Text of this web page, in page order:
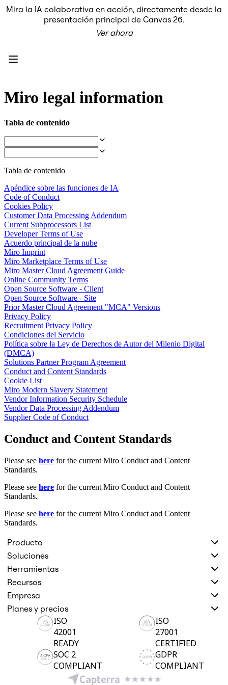
Destacados
Lienzo inteligente™
Conectores
Servidor MCP
Planes de acción
Integraciones
Plataforma para desarrolladores
Formatos
Kanban
Cronogramas
Talktrack
Tablas
Diapositivas
Casos de uso
Destacados
Explora los manuales de IA
Explorar el Miroverse
General
Talleres
Lluvia de ideas
Mapas mentales
Diagramas de flujo
Especializados
Mapeo de procesos
Diseño técnico y documentación
Prototipos y wireframes
Mapas de recorrido del cliente
Miro Design Workshops
Planificación de objetivos
Diseño organizacional
Soluciones
Por segmento empresarial
Startups
Ingeniería
Liderazgo y operaciones de producto
Operaciones
Marketing
TI
Por iniciativa estratégica
Sistema operativo de producto
Transformación con IA
Mira la IA colaborativa en acción, directamente desde la
presentación principal de Canvas 26.
Ver ahora
Miro legal information
Tabla de contenido
Tabla de contenido
Apéndice sobre las funciones de IA
Code of Conduct
Cookies Policy
Customer Data Processing Addendum
Current Subprocessors List
Developer Terms of Use
Acuerdo principal de la nube
Miro Imprint
Miro Marketplace Terms of Use
Miro Master Cloud Agreement Guide
Online Community Terms
Open Source Software - Client
Open Source Software - Site
Prior Master Cloud Agreement "MCA" Versions
Privacy Policy
Recruitment Privacy Policy
Condiciones del Servicio
Política sobre la Ley de Derechos de Autor del Milenio Digital
(DMCA)
Solutions Partner Program Agreement
Conduct and Content Standards
Cookie List
Miro Modern Slavery Statement
Vendor Information Security Schedule
Vendor Data Processing Addendum
Supplier Code of Conduct
Conduct and Content Standards
Please see here for the current Miro Conduct and Content
Standards.
Please see here for the current Miro Conduct and Content
Standards.
Please see here for the current Miro Conduct and Content
Standards.
Producto
Soluciones
Herramientas
Recursos
Empresa
Planes y precios
ISO
42001
READY
ISO
27001
CERTIFIED
SOC 2
COMPLIANT
GDPR
COMPLIANT